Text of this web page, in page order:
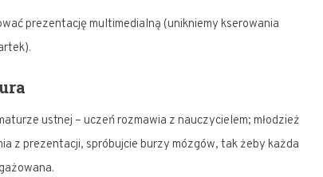
prezentację multimedialną (unikniemy kserowania
ustnej – uczeń rozmawia z nauczycielem; młodzież
z prezentacji, spróbujcie burzy mózgów, tak żeby każda